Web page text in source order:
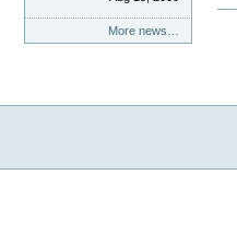
More news…